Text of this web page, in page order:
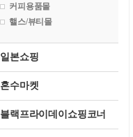
커피용품몰
핼스/뷰티몰
일본쇼핑
혼수마켓
블랙프라이데이쇼핑코너